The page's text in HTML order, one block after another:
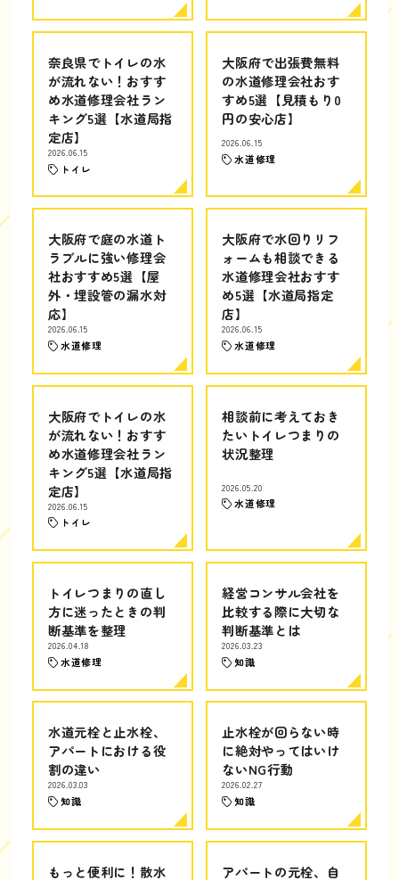
奈良県でトイレの水
が流れない！おすす
め水道修理会社ラン
キング5選【水道局指
定店】
2026.06.15
トイレ
大阪府で出張費無料
の水道修理会社おす
すめ5選【見積もり0
円の安心店】
2026.06.15
水道修理
大阪府で庭の水道ト
ラブルに強い修理会
社おすすめ5選【屋
外・埋設管の漏水対
応】
2026.06.15
水道修理
大阪府で水回りリフ
ォームも相談できる
水道修理会社おすす
め5選【水道局指定
店】
2026.06.15
水道修理
大阪府でトイレの水
が流れない！おすす
め水道修理会社ラン
キング5選【水道局指
定店】
2026.06.15
トイレ
相談前に考えておき
たいトイレつまりの
状況整理
2026.05.20
水道修理
トイレつまりの直し
方に迷ったときの判
断基準を整理
2026.04.18
水道修理
経営コンサル会社を
比較する際に大切な
判断基準とは
2026.03.23
知識
水道元栓と止水栓、
アパートにおける役
割の違い
2026.03.03
知識
止水栓が回らない時
に絶対やってはいけ
ないNG行動
2026.02.27
知識
もっと便利に！散水 アパートの元栓、自